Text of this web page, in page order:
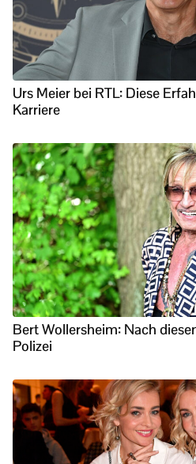
Urs Meier bei RTL: Diese
Karriere
Bert Wollersheim: Nach
Polizei